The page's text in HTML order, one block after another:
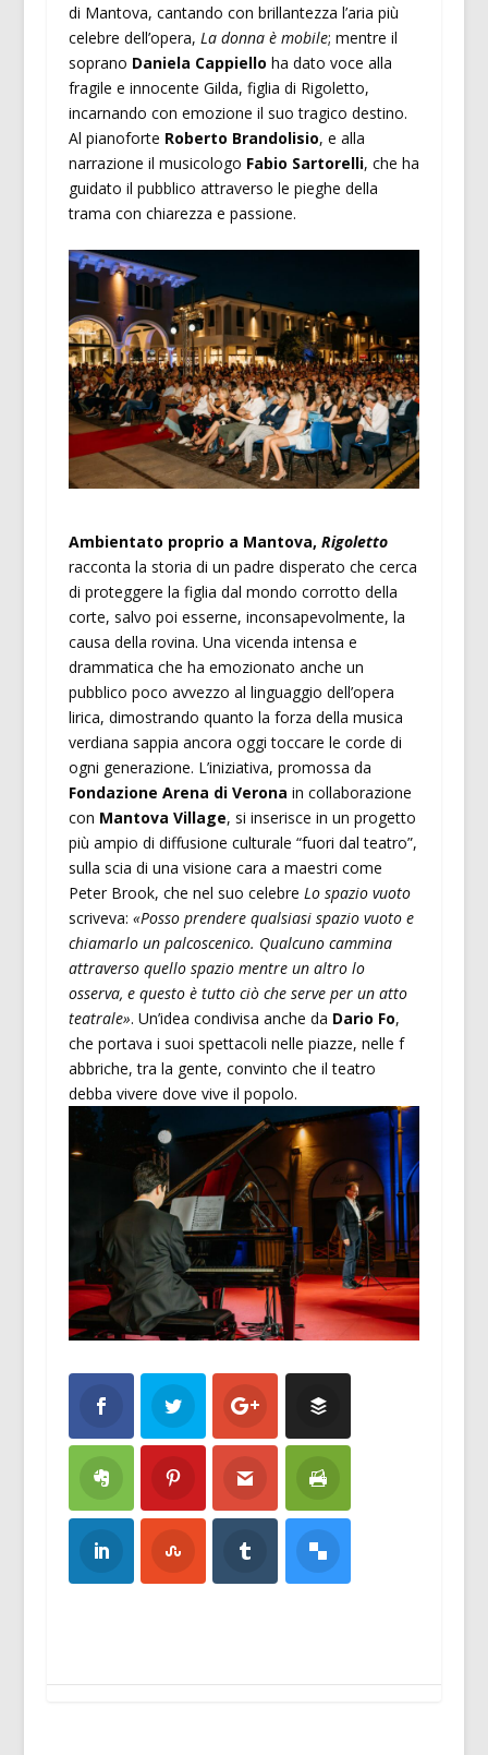
di Mantova, cantando con brillantezza l’aria più
celebre dell’opera, La donna è mobile; mentre il
soprano Daniela Cappiello ha dato voce alla
fragile e innocente Gilda, figlia di Rigoletto,
incarnando con emozione il suo tragico destino.
Al pianoforte Roberto Brandolisio, e alla
narrazione il musicologo Fabio Sartorelli, che ha
guidato il pubblico attraverso le pieghe della
trama con chiarezza e passione.
Ambientato proprio a Mantova, Rigoletto
racconta la storia di un padre disperato che cerca
di proteggere la figlia dal mondo corrotto della
corte, salvo poi esserne, inconsapevolmente, la
causa della rovina. Una vicenda intensa e
drammatica che ha emozionato anche un
pubblico poco avvezzo al linguaggio dell’opera
lirica, dimostrando quanto la forza della musica
verdiana sappia ancora oggi toccare le corde di
ogni generazione. L’iniziativa, promossa da
Fondazione Arena di Verona in collaborazione
con Mantova Village, si inserisce in un progetto
più ampio di diffusione culturale “fuori dal teatro”,
sulla scia di una visione cara a maestri come
Peter Brook, che nel suo celebre Lo spazio vuoto
scriveva: «Posso prendere qualsiasi spazio vuoto e
chiamarlo un palcoscenico. Qualcuno cammina
attraverso quello spazio mentre un altro lo
osserva, e questo è tutto ciò che serve per un atto
teatrale». Un’idea condivisa anche da Dario Fo,
che portava i suoi spettacoli nelle piazze, nelle f
abbriche, tra la gente, convinto che il teatro
debba vivere dove vive il popolo.